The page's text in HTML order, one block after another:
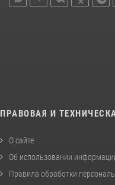
ПРАВОВАЯ И
О сайте
Об использовании
Правила обработки